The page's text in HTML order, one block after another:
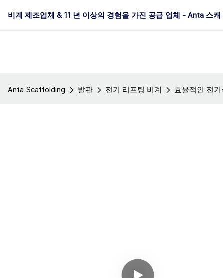
비계 제조업체 & 11 년 이상의 경험을 가진 공급 업체 - Anta 스캐
Anta Scaffolding 발판 전기 리프팅 비계 효율적인 전